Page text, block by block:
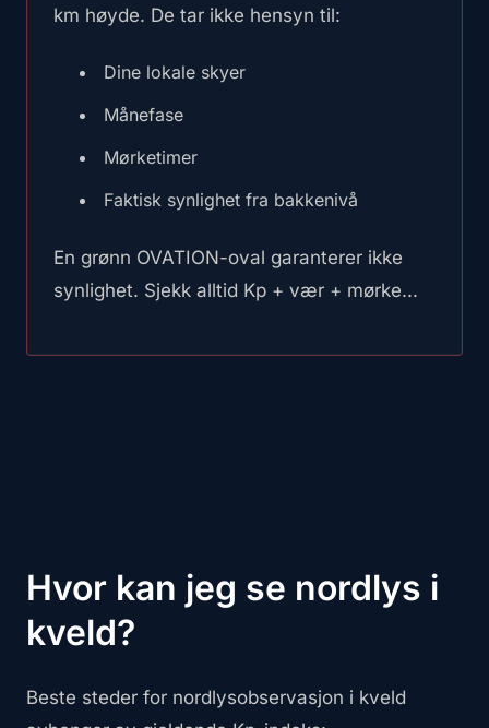
km høyde. De tar ikke hensyn til:
Dine lokale skyer
Månefase
Mørketimer
Faktisk synlighet fra bakkenivå
En grønn OVATION-oval garanterer ikke
synlighet. Sjekk alltid Kp + vær + mørke...
Hvor kan jeg se nordlys i
kveld?
Beste steder for nordlysobservasjon i kveld